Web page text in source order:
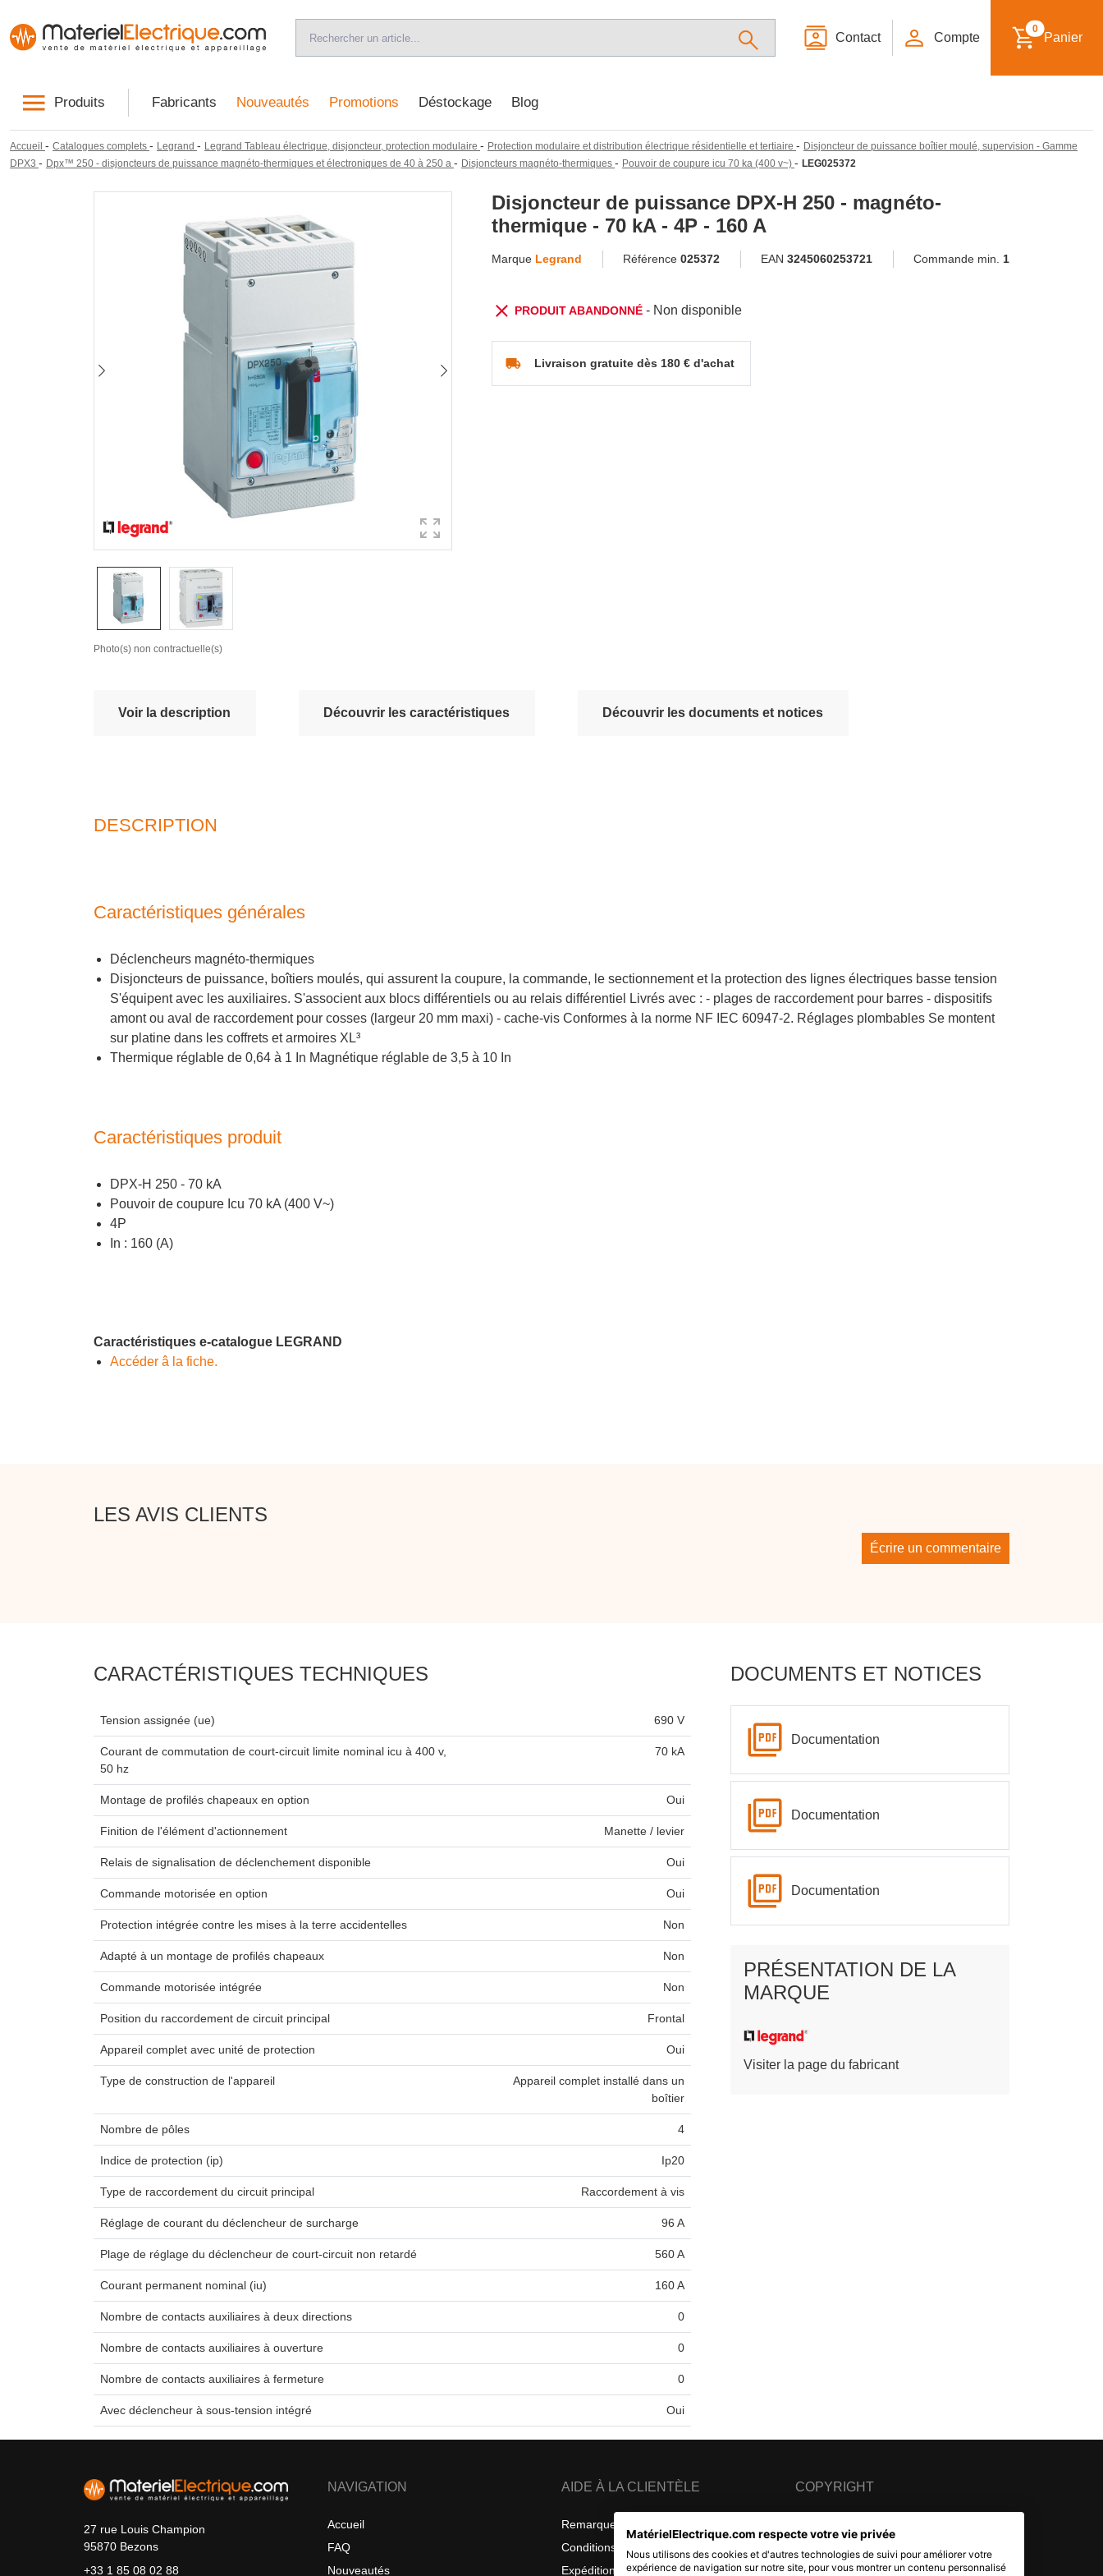
Contact Compte
0
Panier
Produits Fabricants Nouveautés Promotions Déstockage Blog
Accueil - Catalogues complets - Legrand - Legrand Tableau électrique, disjoncteur, protection modulaire - Protection modulaire et distribution électrique résidentielle et tertiaire - Disjoncteur de puissance boîtier moulé, supervision - Gamme
DPX3 - Dpx™ 250 - disjoncteurs de puissance magnéto-thermiques et électroniques de 40 à 250 a - Disjoncteurs magnéto-thermiques - Pouvoir de coupure icu 70 ka (400 v~) - LEG025372
Photo(s) non contractuelle(s)
Disjoncteur de puissance DPX-H 250 - magnéto-
thermique - 70 kA - 4P - 160 A
Marque Legrand Référence 025372 EAN 3245060253721 Commande min. 1
PRODUIT ABANDONNÉ- Non disponible
Livraison gratuite dès 180 € d'achat
Voir la description Découvrir les caractéristiques Découvrir les documents et notices
DESCRIPTION
Caractéristiques générales
Déclencheurs magnéto-thermiques
Disjoncteurs de puissance, boîtiers moulés, qui assurent la coupure, la commande, le sectionnement et la protection des lignes électriques basse tension
S'équipent avec les auxiliaires. S'associent aux blocs différentiels ou au relais différentiel Livrés avec : - plages de raccordement pour barres - dispositifs
amont ou aval de raccordement pour cosses (largeur 20 mm maxi) - cache-vis Conformes à la norme NF IEC 60947-2. Réglages plombables Se montent
sur platine dans les coffrets et armoires XL³
Thermique réglable de 0,64 à 1 In Magnétique réglable de 3,5 à 10 In
Caractéristiques produit
DPX-H 250 - 70 kA
Pouvoir de coupure Icu 70 kA (400 V~)
4P
In : 160 (A)
Caractéristiques e-catalogue LEGRAND
Accéder â la fiche.
LES AVIS CLIENTS
Écrire un commentaire
CARACTÉRISTIQUES TECHNIQUES
Tension assignée (ue) 690 V
Courant de commutation de court-circuit limite nominal icu à 400 v,
50 hz
70 kA
Montage de profilés chapeaux en option Oui
Finition de l'élément d'actionnement Manette / levier
Relais de signalisation de déclenchement disponible Oui
Commande motorisée en option Oui
Protection intégrée contre les mises à la terre accidentelles Non
Adapté à un montage de profilés chapeaux Non
Commande motorisée intégrée Non
Position du raccordement de circuit principal Frontal
Appareil complet avec unité de protection Oui
Type de construction de l'appareil
Appareil complet installé dans un
boîtier
Nombre de pôles 4
Indice de protection (ip) Ip20
Type de raccordement du circuit principal Raccordement à vis
Réglage de courant du déclencheur de surcharge 96 A
Plage de réglage du déclencheur de court-circuit non retardé 560 A
Courant permanent nominal (iu) 160 A
Nombre de contacts auxiliaires à deux directions 0
Nombre de contacts auxiliaires à ouverture 0
Nombre de contacts auxiliaires à fermeture 0
Avec déclencheur à sous-tension intégré Oui
DOCUMENTS ET NOTICES
Documentation
Documentation
Documentation
PRÉSENTATION DE LA
MARQUE
Visiter la page du fabricant
27 rue Louis Champion
95870 Bezons
+33 1 85 08 02 88
NAVIGATION
Accueil
FAQ
Nouveautés
AIDE À LA CLIENTÈLE
Remarques sur la confidentialité
Conditions générales de vente
Expéditions et retours
COPYRIGHT
SAS au capital de 20 000 EUR
RCS Pontoise 484.801.741
MatérielElectrique.com respecte votre vie privée
Nous utilisons des cookies et d'autres technologies de suivi pour améliorer votre
expérience de navigation sur notre site, pour vous montrer un contenu personnalisé